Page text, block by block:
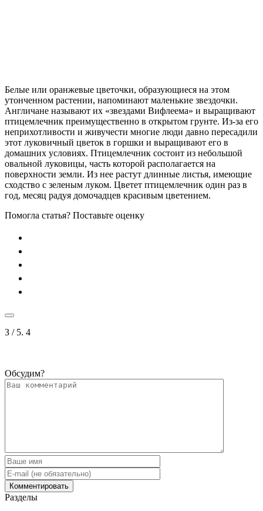
Белые или оранжевые цветочки, образующиеся на этом
утонченном растении, напоминают маленькие звездочки.
Англичане называют их «звездами Вифлеема» и выращивают
птицемлечник преимущественно в открытом грунте. Из-за его
неприхотливости и живучести многие люди давно пересадили
этот луковичный цветок в горшки и выращивают его в
домашних условиях. Птицемлечник состоит из небольшой
овальной луковицы, часть которой располагается на
поверхности земли. Из нее растут длинные листья, имеющие
сходство с зеленым луком. Цветет птицемлечник один раз в
год, месяц радуя домочадцев красивым цветением.
Помогла статья? Поставьте оценку
3 / 5. 4
Обсудим?
Разделы